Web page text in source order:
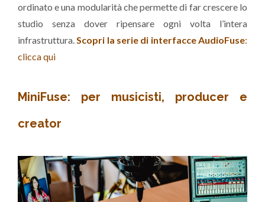
ordinato e una modularità che permette di far crescere lo
studio senza dover ripensare ogni volta l’intera
infrastruttura.Scopri la serie di interfacce AudioFuse:
clicca qui
MiniFuse: per musicisti, producer e
creator